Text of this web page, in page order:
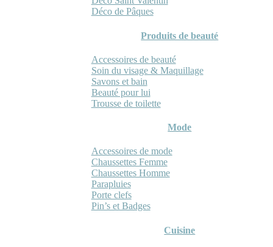
Déco de Pâques
Produits de beauté
Accessoires de beauté
Soin du visage & Maquillage
Savons et bain
Beauté pour lui
Trousse de toilette
Mode
Accessoires de mode
Chaussettes Femme
Chaussettes Homme
Parapluies
Porte clefs
Pin’s et Badges
Cuisine